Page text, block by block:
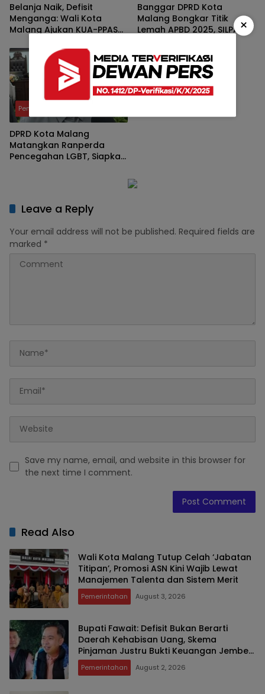
Belanja Naik, Defisit
Menganga: Wali Kota
Malang Ajukan KUA-PPAS
ke DPRD
Banggar DPRD Kota
Malang Bongkar Titik
Lemah APBD 2025, SILPA
Cerminan Lemahnya
Perencanaan dan Serapan
Anggaran
Pemerintahan
DPRD Kota Malang
Matangkan Ranperda
Pencegahan LGBT, Siapkan
Leave a Reply
Your email address will not be published. Required fields are
marked *
Save my name, email, and website in this browser for
the next time I comment.
Read Also
Wali Kota Malang Tutup Celah ‘Jabatan
Titipan’, Promosi ASN Kini Wajib Lewat
Manajemen Talenta dan Sistem Merit
Pemerintahan August 3, 2026
Bupati Fawait: Defisit Bukan Berarti
Daerah Kehabisan Uang, Skema
Pinjaman Justru Bukti Keuangan Jember
Sehat
Pemerintahan August 2, 2026
×